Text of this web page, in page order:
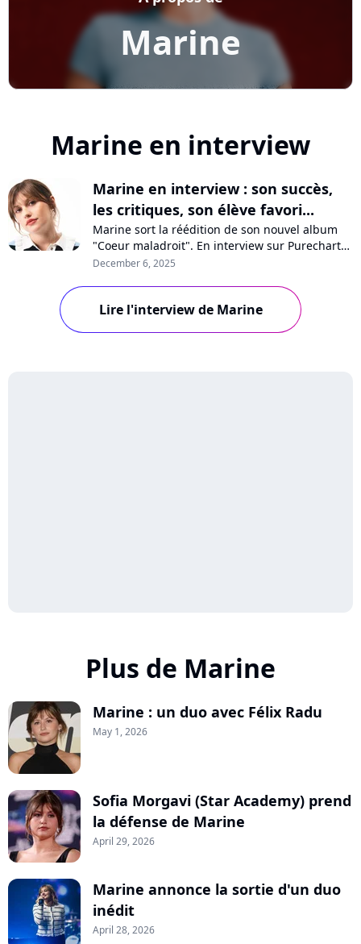
Marine
Marine en interview
Marine en interview : son succès,
les critiques, son élève favori...
Marine sort la réédition de son nouvel album
"Coeur maladroit". En interview sur Purecharts,
la chanteuse se confie sur son succès, les
December 6, 2025
Lire l'interview de Marine
Plus de Marine
Marine : un duo avec Félix Radu
May 1, 2026
Sofia Morgavi (Star Academy) prend
la défense de Marine
April 29, 2026
Marine annonce la sortie d'un duo
inédit
April 28, 2026